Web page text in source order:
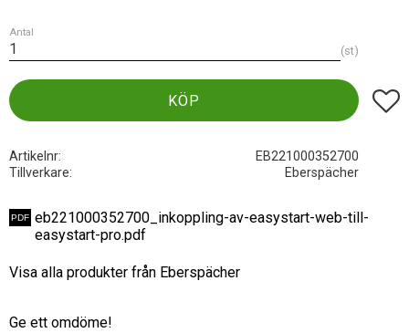
Antal
st
KÖP Lägg
Artikelnr
EB221000352700
Tillverkare
Eberspächer
eb221000352700_inkoppling-av-easystart-web-till-
easystart-pro.pdf
Visa alla produkter från Eberspächer
Ge ett omdöme!